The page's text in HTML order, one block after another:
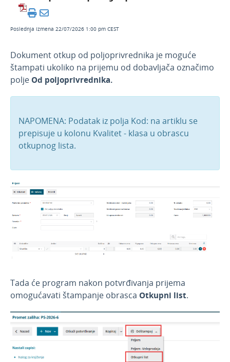
Najčešći primeri u zalihama koje se vode po
prosečnoj nabavnoj vrednosti
prosečnoj nabavnoj vrednosti
Zalihe - po prosečnim nabavnim
Prijem na zalihe od poljoprivrednika
Unos prijema od poljoprivrednika
Video - zalihe
e-Otpremnice
Nepovezana maloprodaja
Banka
Blagajna
Primljene narudžbine
Izdate narudžbine
Radni nalozi
Poslednja izmena 22/07/2026 1:00 pm CEST
Dokument otkup od poljoprivrednika je moguće
štampati ukoliko na prijemu od dobavljača označimo
polje Od poljoprivrednika.
NAPOMENA: Podatak iz polja Kod: na artiklu se
prepisuje u kolonu Kvalitet - klasa u obrascu
otkupnog lista.
Tada će program nakon potvrđivanja prijema
omogućavati štampanje obrasca Otkupni list.